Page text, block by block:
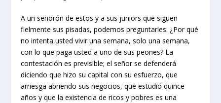
A un señorón de estos y a sus juniors que siguen
fielmente sus pisadas, podemos preguntarles: ¿Por qué
no intenta usted vivir una semana, solo una semana,
con lo que paga usted a uno de sus peones? La
contestación es previsible; el señor se defenderá
diciendo que hizo su capital con su esfuerzo, que
arriesga abriendo sus negocios, que estudió quince
años y que la existencia de ricos y pobres es una